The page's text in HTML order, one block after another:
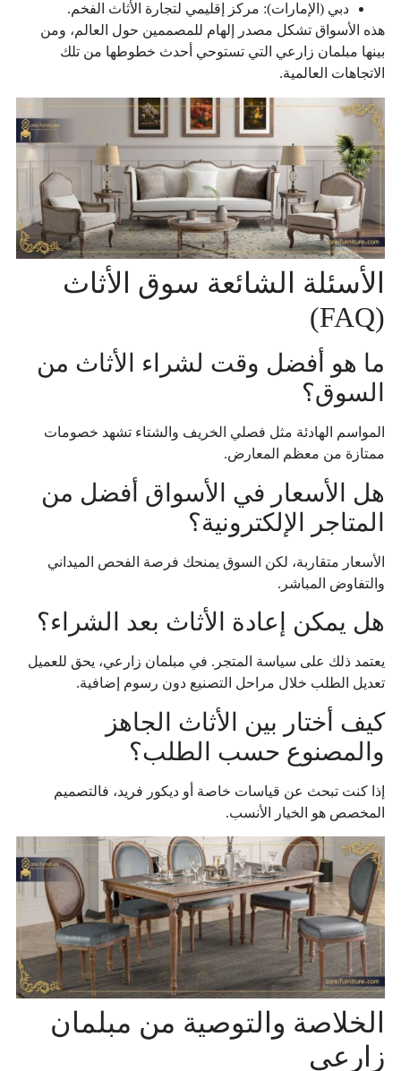
دبي (الإمارات): مركز إقليمي لتجارة الأثاث الفخم.
هذه الأسواق تشكل مصدر إلهام للمصممين حول العالم، ومن
بينها مبلمان زارعي التي تستوحي أحدث خطوطها من تلك
الاتجاهات العالمية.
الأسئلة الشائعة سوق الأثاث
(FAQ)
ما هو أفضل وقت لشراء الأثاث من
السوق؟
المواسم الهادئة مثل فصلي الخريف والشتاء تشهد خصومات
ممتازة من معظم المعارض.
هل الأسعار في الأسواق أفضل من
المتاجر الإلكترونية؟
الأسعار متقاربة، لكن السوق يمنحك فرصة الفحص الميداني
والتفاوض المباشر.
هل يمكن إعادة الأثاث بعد الشراء؟
يعتمد ذلك على سياسة المتجر. في مبلمان زارعي، يحق للعميل
تعديل الطلب خلال مراحل التصنيع دون رسوم إضافية.
كيف أختار بين الأثاث الجاهز
والمصنوع حسب الطلب؟
إذا كنت تبحث عن قياسات خاصة أو ديكور فريد، فالتصميم
المخصص هو الخيار الأنسب.
الخلاصة والتوصية من مبلمان
زارعي